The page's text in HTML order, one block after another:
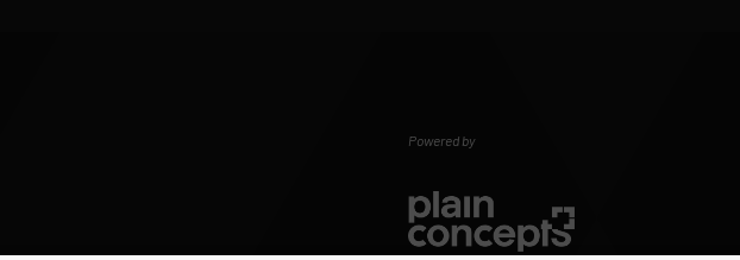
Powered by